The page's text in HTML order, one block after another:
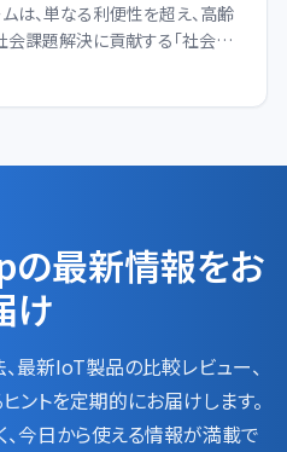
は、単なる利便性を超え、高齢
課題解決に貢献する「社会実
具体的なメリットを解説。
最新情報をお
け
最新IoT製品の比較レビュー、
ントを定期的にお届けします。
今日から使える情報が満載で